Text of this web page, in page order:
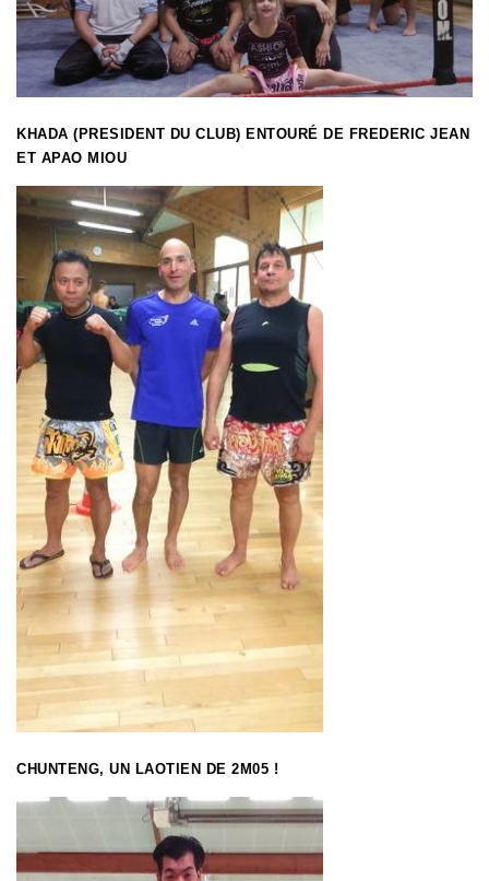
KHADA (PRESIDENT DU CLUB) ENTOURÉ DE FREDERIC JEAN
ET APAO MIOU
CHUNTENG, UN LAOTIEN DE 2M05 !